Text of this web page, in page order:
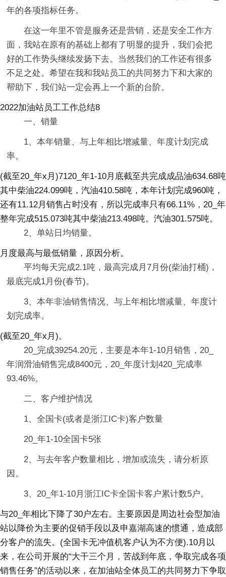
年的各项指标任务。
在这一年里不管是服务还是营销，还是安全工作方
面，我站在原有的基础上都有了明显的提升，我们会把
好的工作势头继续发扬下去。当然我们的工作还有很多
不足之处。希望在我和我站员工的共同努力下和大家的
帮助下，我们站一定会再上一个新的台阶。
2022加油站员工工作总结8
一、销量
1、本年销量、与上年相比增减量、年度计划完成
率。
(截至20_年x月)7120_年1-10月底截至共完成成品油634.68吨
其中柴油224.099吨，汽油410.58吨，本年计划完成960吨，
还有11.12月销售占时没有，所以完成率只有66.11%，20_年
整年完成515.073吨其中柴油213.498吨。汽油301.575吨。
2、单站日均销量。
月度最高与最低销量，原因分析。
平均每天完成2.1吨，最高完成月7月份(柴油打桶)，
最底完成1月份(春节)。
3、本年非油销售情况、与上年相比增减量、年度计
划完成率。
(截至20_年x月)。
20_完成39254.20元，主要是本年1-10月销售，20_
年润滑油销售完成8400元，20_年度计划420_完成率
93.46%。
二、客户维护情况
1、全国卡(或者是浙江IC卡)客户数量
20_年1-10全国卡5张
2、与去年客户数量相比，增加或流失，请分析原
因。
3、20_年1-10月浙江IC卡全国卡客户累计数5户。
与20_年相比下降了30户左右。主要原因是周边社会型加油
站以降价为主要的促销手段以及申嘉湖高速的惯通，造成部
分客户的流失。(全国卡无冲值机客户认为不方便).10月以
来，在公司开展的“大干三个月，苦战到年底，争取完成各项
销售任务”的活动以来，在加油站全体员工的共同努力下争取